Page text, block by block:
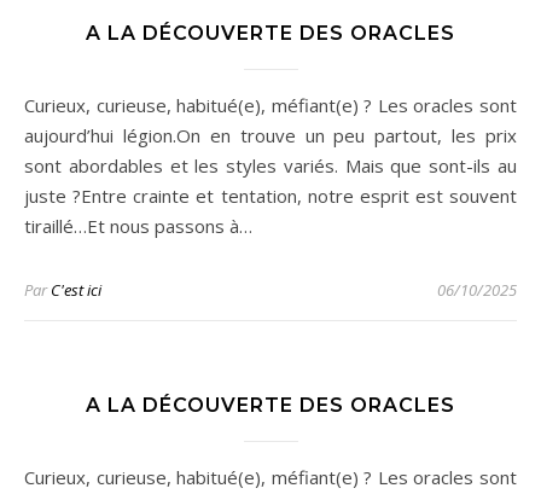
A LA DÉCOUVERTE DES ORACLES
Curieux, curieuse, habitué(e), méfiant(e) ? Les oracles sont
aujourd’hui légion.On en trouve un peu partout, les prix
sont abordables et les styles variés. Mais que sont-ils au
juste ?Entre crainte et tentation, notre esprit est souvent
tiraillé…Et nous passons à…
ParC'est ici 06/10/2025
A LA DÉCOUVERTE DES ORACLES
Curieux, curieuse, habitué(e), méfiant(e) ? Les oracles sont